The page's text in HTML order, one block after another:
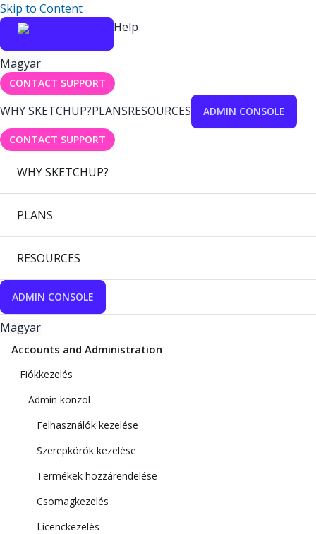
Skip to Content
Help
Magyar
CONTACT SUPPORT
WHY SKETCHUP?PLANSRESOURCES ADMIN CONSOLE
CONTACT SUPPORT
WHY SKETCHUP?
PLANS
RESOURCES
ADMIN CONSOLE
Magyar
Accounts and Administration
Fiókkezelés
Admin konzol
Felhasználók kezelése
Szerepkörök kezelése
Termékek hozzárendelése
Csomagkezelés
Licenckezelés